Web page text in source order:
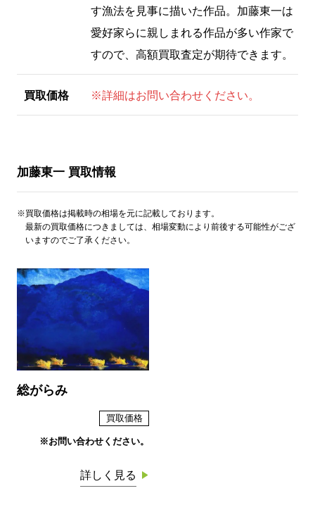
す漁法を見事に描いた作品。加藤東一は
愛好家らに親しまれる作品が多い作家で
すので、高額買取査定が期待できます。
買取価格 ※詳細はお問い合わせください。
加藤東一 買取情報
※買取価格は掲載時の相場を元に記載しております。
最新の買取価格につきましては、相場変動により前後する可能性がござ
いますのでご了承ください。
総がらみ
買取価格
※お問い合わせください。
詳しく見る